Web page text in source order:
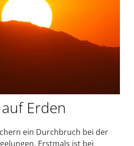
Erden
ein Durchbruch bei der
Erstmals ist bei